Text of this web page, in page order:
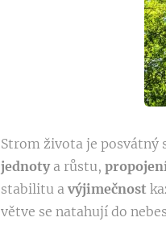
Strom života je posvátný
jednoty a růstu,
stabilitu a výjimečnost
větve se natahují do